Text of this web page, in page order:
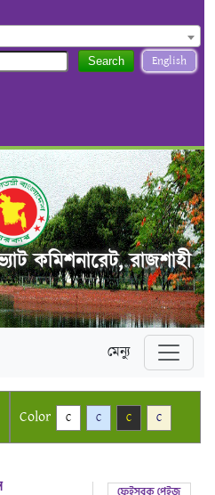
English
Search
কমিশনারেট, রাজশাহী
মেন্যু
Color C C C C